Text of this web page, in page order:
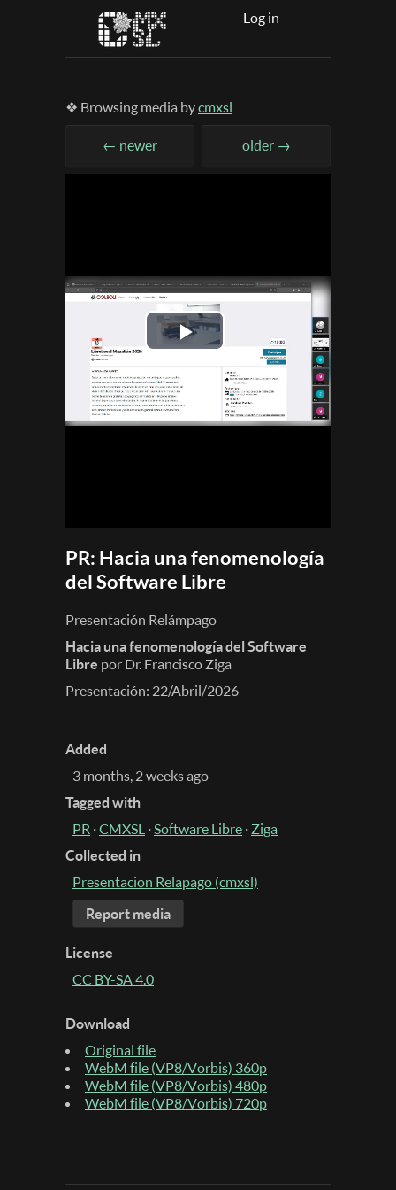
Log in
❖ Browsing media bycmxsl
← newer older →
Play
Video
PR: Hacia una fenomenología
del Software Libre
Presentación Relámpago
Hacia una fenomenología del Software
Libre por Dr. Francisco Ziga
Presentación: 22/Abril/2026
Added
3 months, 2 weeks ago
Tagged with
PR ·CMXSL ·Software Libre ·Ziga
Collected in
Presentacion Relapago (cmxsl)
Report media
License
CC BY-SA 4.0
Download
Original file
WebM file (VP8/Vorbis) 360p
WebM file (VP8/Vorbis) 480p
WebM file (VP8/Vorbis) 720p